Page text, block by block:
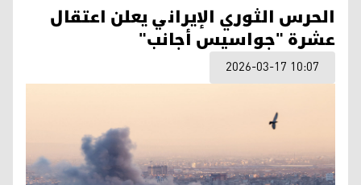
الحرس الثوري الإيراني يعلن اعتقال
عشرة "جواسيس أجانب"
2026-03-17 10:07